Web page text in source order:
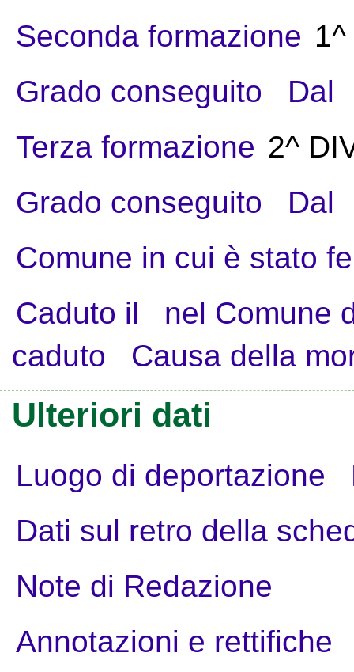
Seconda formazione
Grado conseguito
Dal
Terza formazione 2^
Grado conseguito
Dal
Comune in cui è stato
Caduto il
nel Comune
caduto
Causa della
Ulteriori dati
Luogo di deportazione
Dati sul retro della
Note di Redazione
Annotazioni e rettifiche